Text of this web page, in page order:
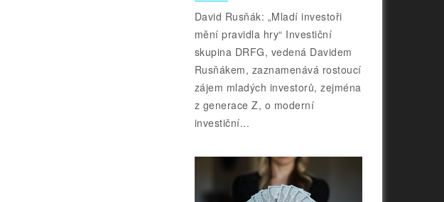
David Rusňák: „Mladí investoři
mění pravidla hry“ Investiční
skupina DRFG, vedená Davidem
Rusňákem, zaznamenává rostoucí
zájem mladých investorů, zejména
z generace Z, o moderní
investiční...